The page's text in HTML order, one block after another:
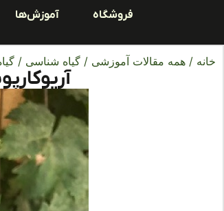
فروشگاه آموزش‌ها
خانه / همه مقالات آموزشی / گیاه شناسی /